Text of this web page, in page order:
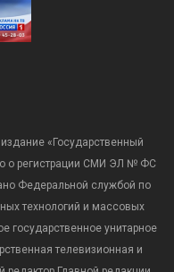
«Государственный
о регистрации СМИ ЭЛ № ФС
Федеральной службой по
технологий и массовых
государственное унитарное
телевизионная и